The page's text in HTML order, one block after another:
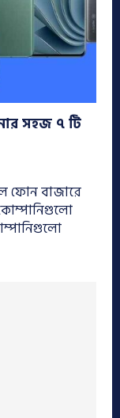
সহজ ৭ টি
ফোন বাজারে